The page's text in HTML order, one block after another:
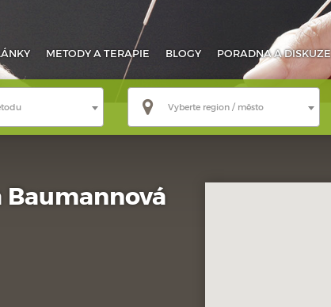
METODYA TERAPIE BLOGY PORADNAA DISKUZE
Vyberte region / město
Baumannová